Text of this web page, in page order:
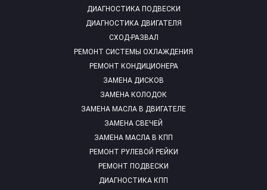
ДИАГНОСТИКА ПОДВЕСКИ
ДИАГНОСТИКА ДВИГАТЕЛЯ
СХОД-РАЗВАЛ
РЕМОНТ СИСТЕМЫ ОХЛАЖДЕНИЯ
РЕМОНТ КОНДИЦИОНЕРА
ЗАМЕНА ДИСКОВ
ЗАМЕНА КОЛОДОК
ЗАМЕНА МАСЛА В ДВИГАТЕЛЕ
ЗАМЕНА СВЕЧЕЙ
ЗАМЕНА МАСЛА В КПП
РЕМОНТ РУЛЕВОЙ РЕЙКИ
РЕМОНТ ПОДВЕСКИ
ДИАГНОСТИКА КПП